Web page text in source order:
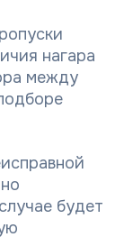
нагара
между
будет